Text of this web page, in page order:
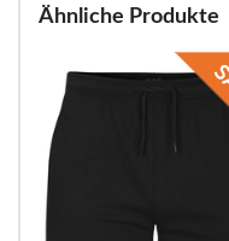
Ähnliche Produkte